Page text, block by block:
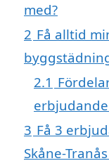
med?
2 Få alltid
2.1
3 Få 3
Skåne-